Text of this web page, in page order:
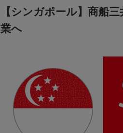
【シンガポール】商船
業へ